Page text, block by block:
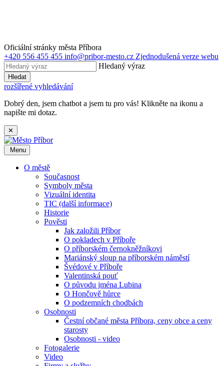
Oficiální stránky města Příbora
+420 556 455 455 info@pribor-mesto.cz Zjednodušená verze webu
Hledaný výraz
Hledat
rozšířené vyhledávání
Dobrý den, jsem chatbot a jsem tu pro vás! Klikněte na ikonu a
napište mi dotaz.
✕
Menu
O městě
Současnost
Symboly města
Vizuální identita
TIC (další informace)
Historie
Pověsti
Jak založili Příbor
O pokladech v Příboře
O příborském černokněžníkovi
Mariánský sloup na příborském náměstí
Švédové v Příboře
Valentinská pouť
O původu jména Lubina
O Hončově hůrce
O podzemních chodbách
Osobnosti
Čestní občané města Příbora, ceny obce a ceny
starosty
Osobnosti - video
Fotogalerie
Video